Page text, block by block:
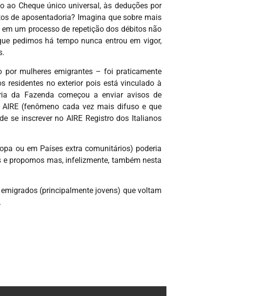
Cheque único universal, às deduções por
de aposentadoria? Imagina que sobre mais
um processo de repetição dos débitos não
pedimos há tempo nunca entrou em vigor,
por mulheres emigrantes – foi praticamente
residentes no exterior pois está vinculado à
da Fazenda começou a enviar avisos de
(fenômeno cada vez mais difuso e que
se inscrever no AIRE Registro dos Italianos
ou em Países extra comunitários) poderia
propomos mas, infelizmente, também nesta
(principalmente jovens) que voltam